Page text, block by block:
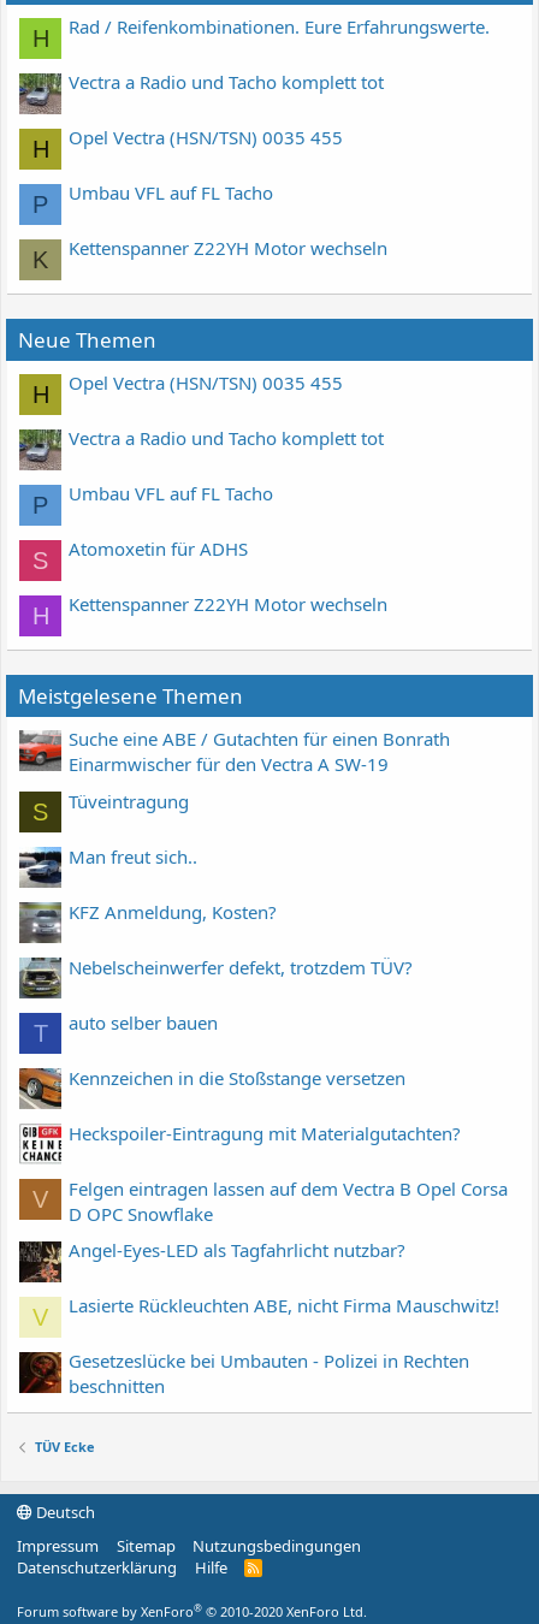
H Rad / Reifenkombinationen. Eure Erfahrungswerte.
Vectra a Radio und Tacho komplett tot
H Opel Vectra (HSN/TSN) 0035 455
P Umbau VFL auf FL Tacho
K Kettenspanner Z22YH Motor wechseln
Neue Themen
H Opel Vectra (HSN/TSN) 0035 455
Vectra a Radio und Tacho komplett tot
P Umbau VFL auf FL Tacho
S Atomoxetin für ADHS
H Kettenspanner Z22YH Motor wechseln
Meistgelesene Themen
Suche eine ABE / Gutachten für einen Bonrath
Einarmwischer für den Vectra A SW-19
S Tüveintragung
Man freut sich..
KFZ Anmeldung, Kosten?
Nebelscheinwerfer defekt, trotzdem TÜV?
T auto selber bauen
Kennzeichen in die Stoßstange versetzen
Heckspoiler-Eintragung mit Materialgutachten?
V
Felgen eintragen lassen auf dem Vectra B Opel Corsa
D OPC Snowflake
Angel-Eyes-LED als Tagfahrlicht nutzbar?
V Lasierte Rückleuchten ABE, nicht Firma Mauschwitz!
Gesetzeslücke bei Umbauten - Polizei in Rechten
beschnitten
TÜV Ecke
Deutsch
Impressum
Sitemap
Nutzungsbedingungen
Datenschutzerklärung
Hilfe
R
Forum software by XenForo® © 2010-2020 XenForo Ltd.